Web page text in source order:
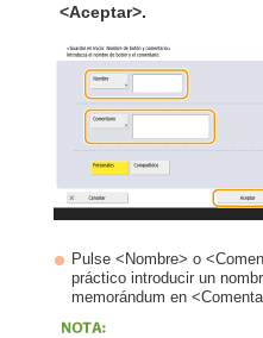
<Aceptar>.
Pulse <Nombre> o
práctico introducir un
memorándum en